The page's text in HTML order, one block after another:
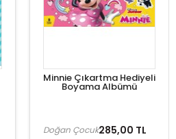
Minnie Çıkartma Hediyeli
Boyama Albümü
285,00 TL
Doğan Çocuk